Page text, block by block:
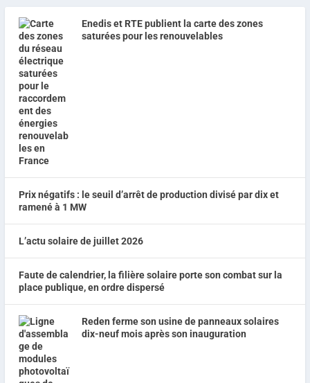
Enedis et RTE publient la carte des zones
saturées pour les renouvelables
Prix négatifs : le seuil d’arrêt de production divisé par dix et
ramené à 1 MW
L’actu solaire de juillet 2026
Faute de calendrier, la filière solaire porte son combat sur la
place publique, en ordre dispersé
Reden ferme son usine de panneaux solaires
dix-neuf mois après son inauguration